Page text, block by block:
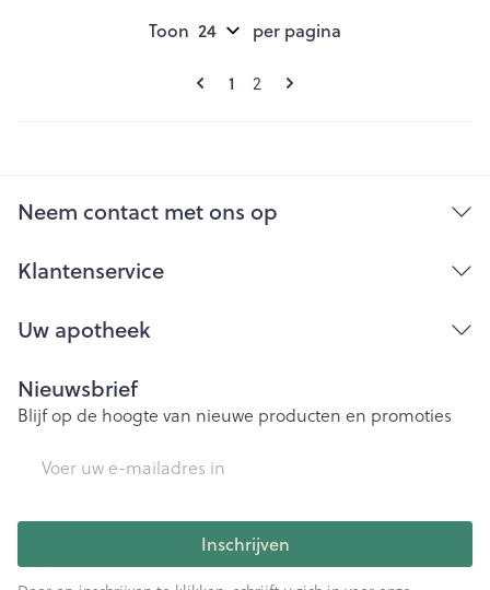
Pagina's
U lees momenteel pagina
1 Pagina
2
Toon per pagina
Neem contact met ons op
Klantenservice
Uw apotheek
Nieuwsbrief
Blijf op de hoogte van nieuwe producten en promoties
Inschrijven